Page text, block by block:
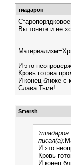
тиадарон
Вы тонете и не
И это
Кровь готова
И конец ближе с
Слава Тьме!
Smersh
'тиадарон
писал(а):
И это
Кровь
И конец